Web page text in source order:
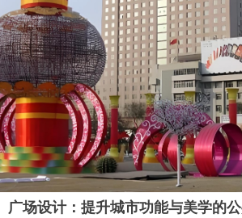
广场设计：提升城市功能与美学的